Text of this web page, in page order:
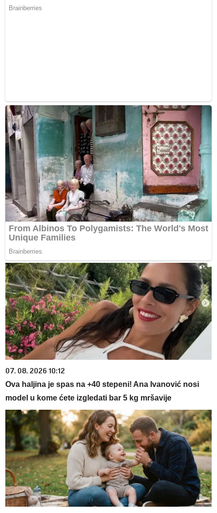
07. 08. 2026 10:12
Ova haljina je spas na +40 stepeni! Ana Ivanović nosi
model u kome ćete izgledati bar 5 kg mršavije